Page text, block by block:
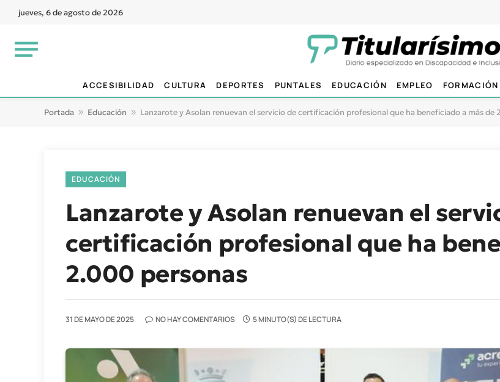
jueves, 6 de agosto de 2026
ACCESIBILIDAD CULTURA DEPORTES PUNTALES EDUCACIÓN EMPLEO FORMACIÓN
Portada » Educación » Lanzarote y Asolan renuevan el servicio de certificación profesional que ha beneficiado a más de
EDUCACIÓN
Lanzarote y Asolan renuevan el
certificación profesional que ha
2.000 personas
31 DE MAYO DE 2025 NO HAY COMENTARIOS 5 MINUTO(S) DE LECTURA